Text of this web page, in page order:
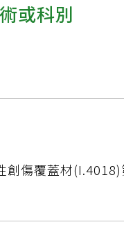
或科別
創傷覆蓋材(I.4018)